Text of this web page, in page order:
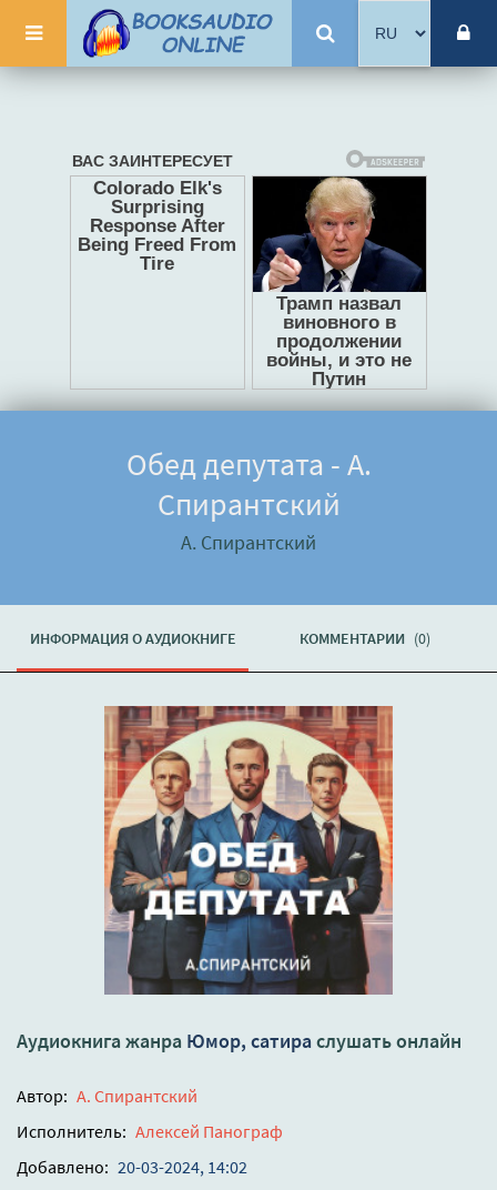
Обед депутата - А.
Спирантский
А. Спирантский
ИНФОРМАЦИЯ О АУДИОКНИГЕ КОММЕНТАРИИ (0)
Аудиокнига жанра Юмор, сатираслушать онлайн
Автор: А. Спирантский
Исполнитель: Алексей Панограф
Добавлено: 20-03-2024, 14:02